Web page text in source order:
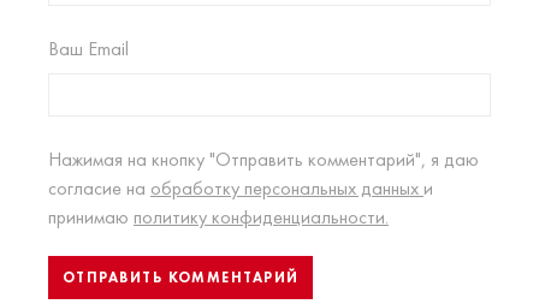
Ваш Email
Нажимая на кнопку "Отправить комментарий", я даю
согласие на обработку персональных данных и
принимаю политику конфиденциальности.